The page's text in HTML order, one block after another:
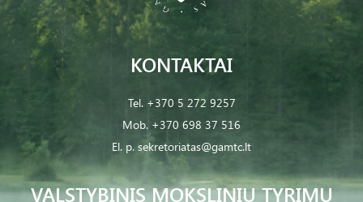
VALSTYBINIS MOKSLINIŲ TYRIMŲ
KONTAKTAI
Tel. +370 5 272 9257
Mob. +370 698 37 516
El. p. sekretoriatas@gamtc.lt